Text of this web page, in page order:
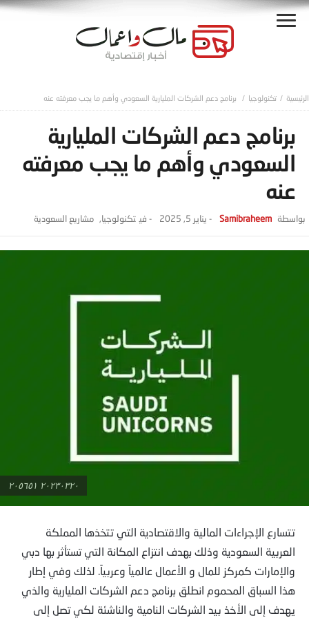
تكنولوجيا برنامج دعم الشركات المليارية السعودي وأهم ما يجب معرفته عنه
برنامج دعم الشركات المليارية
السعودي وأهم ما يجب معرفته
عنه
Samibraheem
- يناير 5, 2025 - ‎في تكنولوجيا, مشاريع السعودية
٢٠٢٣٠٣٢٠ ٢٠٥٦٥١
تتسارع الإجراءات المالية والاقتصادية التي تتخذها المملكة
العربية السعودية وذلك بهدف انتزاع المكانة التي تستأثر بها دبي
والإمارات كمركز للمال و الأعمال عالمياً وعربياً. لذلك وفي إطار
هذا السباق المحموم انطلق برنامج دعم الشركات المليارية والذي
يهدف إلى الأخذ بيد الشركات النامية والناشئة لكي تصل إلى